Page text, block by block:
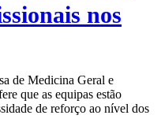
nos
de Medicina Geral e
que as equipas estão
de reforço ao nível dos